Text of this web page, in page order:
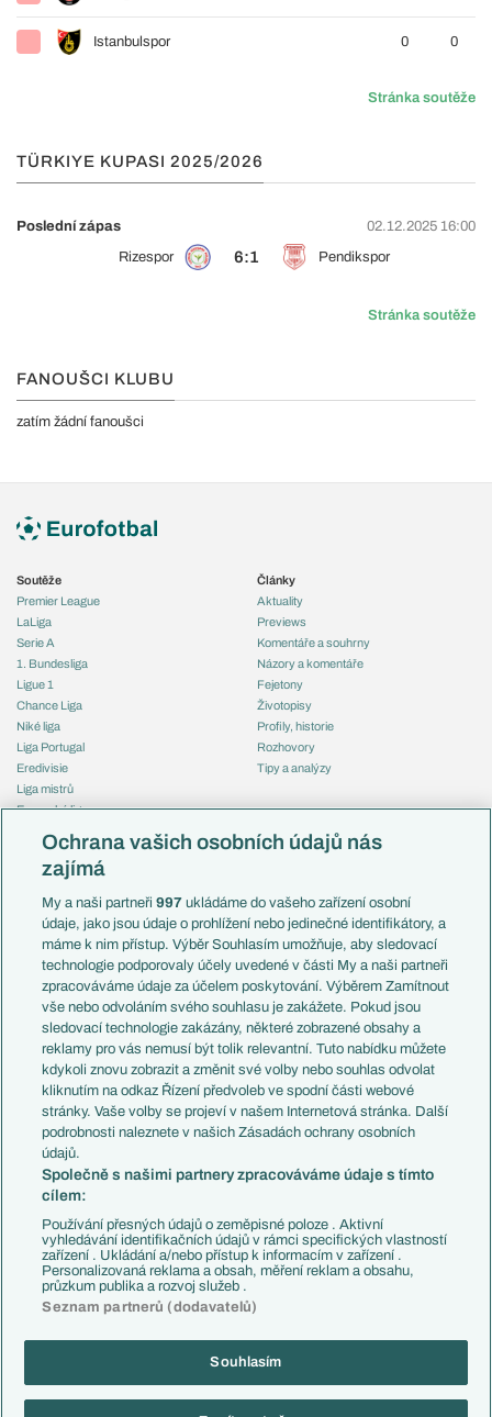
Istanbulspor 0 0
Stránka soutěže
TÜRKIYE KUPASI 2025/2026
Poslední zápas
02.12.2025 16:00
Rizespor
6:1 Pendikspor
Stránka soutěže
FANOUŠCI KLUBU
zatím žádní fanoušci
Soutěže
Premier League
LaLiga
Serie A
1. Bundesliga
Ligue 1
Chance Liga
Niké liga
Liga Portugal
Eredivisie
Liga mistrů
Evropská liga
Mistrovství světa
Liga národů
Témata
Představení týmů MS
EuroSkauting
PL v kostce
Evropské koeficienty
Přestupy
Přestupové spekulace
Zranění
Kluby
Arsenal FC
Chelsea FC
Manchester United
AC Milán
Juventus FC
Bayern Mnichov
FC Barcelona
Real Madrid
Články
Aktuality
Previews
Komentáře a souhrny
Názory a komentáře
Fejetony
Životopisy
Profily, historie
Rozhovory
Tipy a analýzy
Česko
Francie
Itálie
Německo
Španělsko
Argentina
Brazílie
Přestupy
Zápasy
Livescore
Tipovací soutěž
Copyright © 2001-2026 EuroFotbal.cz. Využíváme zpravodajství ČTK.
Informace o zpracování osobních údajů
Ochrana vašich osobních údajů nás
zajímá
My a naši partneři997 ukládáme do vašeho zařízení osobní
údaje, jako jsou údaje o prohlížení nebo jedinečné identifikátory, a
máme k nim přístup. Výběr Souhlasím umožňuje, aby sledovací
technologie podporovaly účely uvedené v části My a naši partneři
zpracováváme údaje za účelem poskytování. Výběrem Zamítnout
vše nebo odvoláním svého souhlasu je zakážete. Pokud jsou
sledovací technologie zakázány, některé zobrazené obsahy a
reklamy pro vás nemusí být tolik relevantní. Tuto nabídku můžete
kdykoli znovu zobrazit a změnit své volby nebo souhlas odvolat
kliknutím na odkaz Řízení předvoleb ve spodní části webové
stránky. Vaše volby se projeví v našem Internetová stránka. Další
podrobnosti naleznete v našich Zásadách ochrany osobních
údajů.
Společně s našimi partnery zpracováváme údaje s tímto
cílem:
Používání přesných údajů o zeměpisné poloze . Aktivní
vyhledávání identifikačních údajů v rámci specifických vlastností
zařízení . Ukládání a/nebo přístup k informacím v zařízení .
Personalizovaná reklama a obsah, měření reklam a obsahu,
průzkum publika a rozvoj služeb .
Seznam partnerů (dodavatelů)
Souhlasím